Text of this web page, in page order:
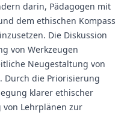
darin, Pädagogen mit
dem ethischen Kompass
Die Diskussion
von Werkzeugen
Neugestaltung von
Durch die Priorisierung
klarer ethischer
Lehrplänen zur